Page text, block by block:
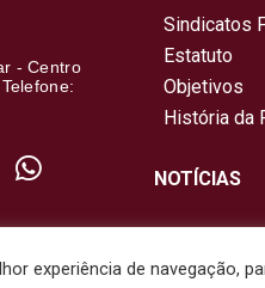
- Centro
Sindicatos
Estatuto
Objetivos
História da
NOTÍCIAS
experiência de navegação,